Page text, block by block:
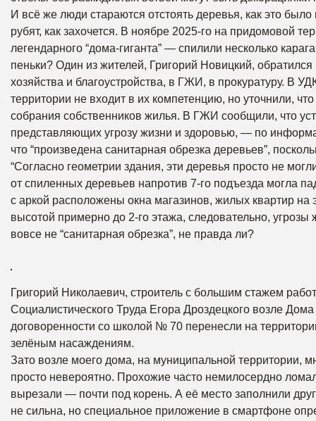
И всё же люди стараются отстоять деревья, как это
рубят, как захочется. В ноябре 2025-го на придомовой
легендарного “дома-гиганта” — спилили несколько
пеньки? Один из жителей, Григорий Новицкий,
хозяйства и благоустройства, в ГЖИ, в прокуратуру. В
территории не входит в их компетенцию, но уточнили,
собрания собственников жилья. В ГЖИ сообщили, что
представляющих угрозу жизни и здоровью, — по
что “произведена санитарная обрезка деревьев”,
“Согласно геометрии здания, эти деревья просто не
от спиленных деревьев напротив 7-го подъезда могла
с аркой расположены окна магазинов, жилых квартир
высотой примерно до 2-го этажа, следовательно,
вовсе не “санитарная обрезка”, не правда ли?
Григорий Николаевич, строитель с большим стажем
Социалистического Труда Егора Дроздецкого возле
договоренности со школой № 70 перенесли на
зелёным насаждениям.
Зато возле моего дома, на муниципальной территории,
просто невероятно. Прохожие часто немилосердно
вырезали — почти под корень. А её место заполнили
не сильна, но специальное приложение в смартфоне